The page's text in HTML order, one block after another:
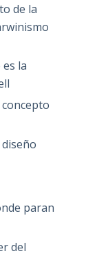
de la
la
paran
del